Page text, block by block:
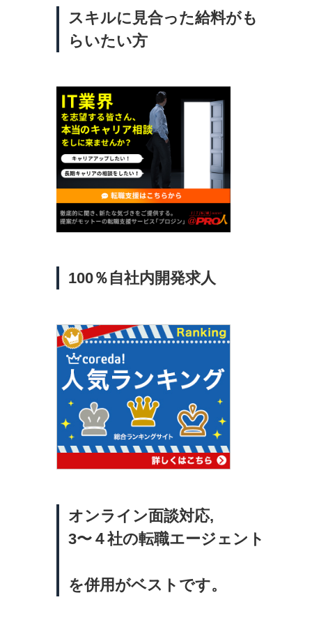
スキルに見合った給料がも
らいたい方
100％自社内開発求人
オンライン面談対応,
3〜４社の転職エージェント
を併用がベストです。